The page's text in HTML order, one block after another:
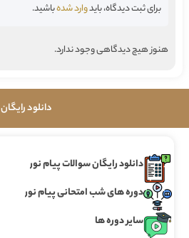
برای ثبت دیدگاه، بایدوارد شدهباشید.
هنوز هیچ دیدگاهی وجود ندارد.
دانلود رایگان
دانلود رایگان سوالات پیام نور
دوره های شب امتحانی پیام نور
سایر دوره ها